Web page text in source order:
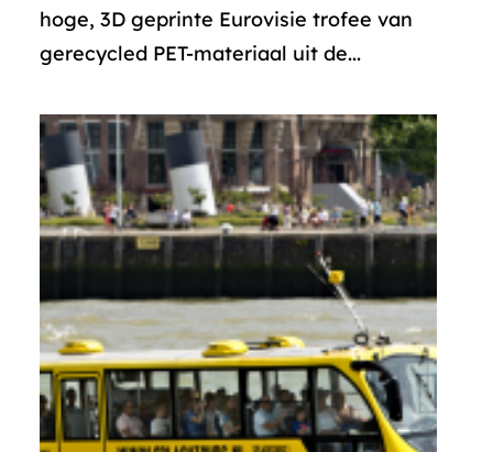
hoge, 3D geprinte Eurovisie trofee van
gerecycled PET-materiaal uit de...